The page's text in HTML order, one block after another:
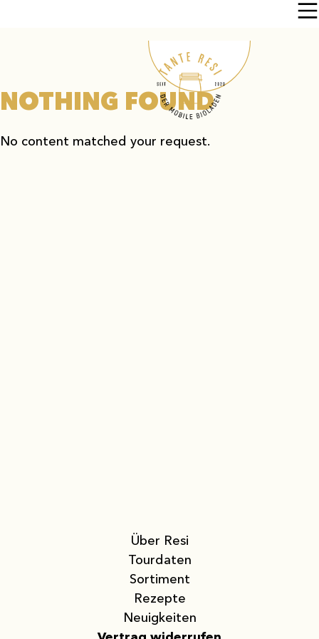
NOTHING FOUND
No content matched your request.
Über Resi
Tourdaten
Sortiment
Rezepte
Neuigkeiten